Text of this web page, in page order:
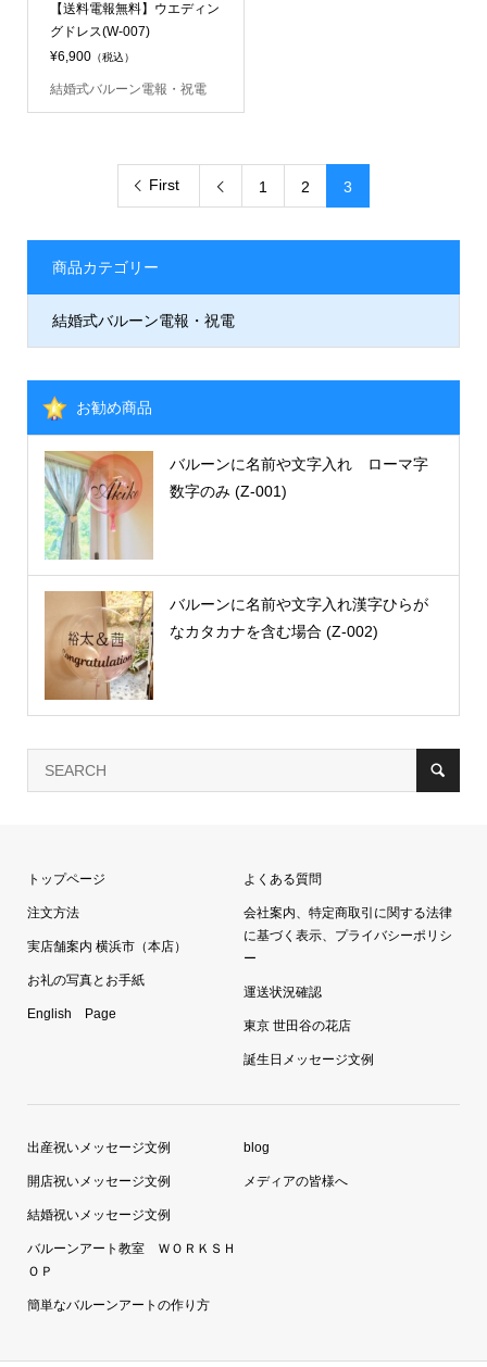
【送料電報無料】ウエディン
グドレス(W-007)
¥6,900（税込）
結婚式バルーン電報・祝電
First  1 2 3
商品カテゴリー
結婚式バルーン電報・祝電
お勧め商品
バルーンに名前や文字入れ ローマ字
数字のみ (Z-001)
バルーンに名前や文字入れ漢字ひらが
なカタカナを含む場合 (Z-002)
トップページ
注文方法
実店舗案内 横浜市（本店）
お礼の写真とお手紙
English Page
よくある質問
会社案内、特定商取引に関する法律
に基づく表示、プライバシーポリシ
ー
運送状況確認
東京 世田谷の花店
誕生日メッセージ文例
出産祝いメッセージ文例
開店祝いメッセージ文例
結婚祝いメッセージ文例
バルーンアート教室 ＷＯＲＫＳＨ
ＯＰ
簡単なバルーンアートの作り方
blog
メディアの皆様へ